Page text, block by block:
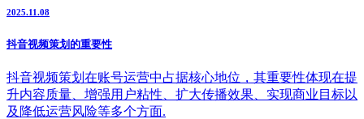
2025.11.08
抖音视频策划的重要性
抖音视频策划在账号运营中占据核心地位，其重要性体现在提
升内容质量、增强用户粘性、扩大传播效果、实现商业目标以
及降低运营风险等多个方面.